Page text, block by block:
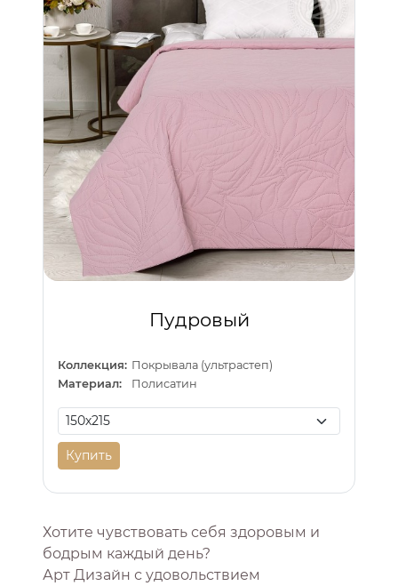
Пудровый
Коллекция: Покрывала (ультрастеп)
Материал:
Полисатин
Купить
Хотите чувствовать себя здоровым и
бодрым каждый день?
Арт Дизайн с удовольствием